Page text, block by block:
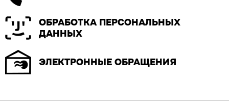
ОБРАБОТКА ПЕРСОНАЛЬНЫХ
ДАННЫХ
ЭЛЕКТРОННЫЕ ОБРАЩЕНИЯ